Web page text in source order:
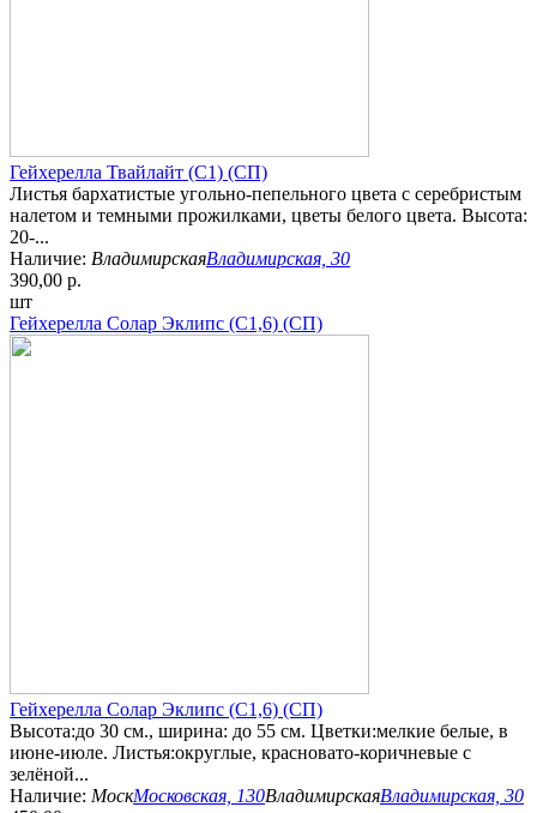
Гейхерелла Твайлайт (С1) (СП)
Листья бархатистые угольно-пепельного цвета с серебристым
налетом и темными прожилками, цветы белого цвета. Высота:
20-...
Наличие: ВладимирскаяВладимирская, 30
390,00 р.
шт
Гейхерелла Солар Эклипс (С1,6) (СП)
Гейхерелла Солар Эклипс (С1,6) (СП)
Высота:до 30 см., ширина: до 55 см. Цветки:мелкие белые, в
июне-июле. Листья:округлые, красновато-коричневые с
зелёной...
Наличие: МоскМосковская, 130ВладимирскаяВладимирская, 30